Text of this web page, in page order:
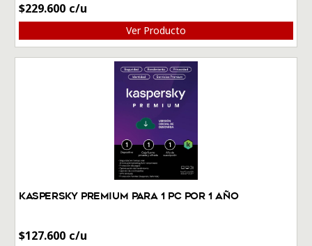
$229.600
Ver Producto
Kaspersky Premium Para 1 PC por 1 Año
$127.600